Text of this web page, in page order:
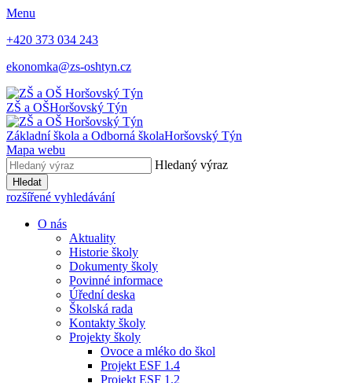
Menu
+420 373 034 243
ekonomka@zs-oshtyn.cz
ZŠ a OŠHoršovský Týn
Základní škola a Odborná školaHoršovský Týn
Mapa webu
Hledaný výraz
Hledat
rozšířené vyhledávání
O nás
Aktuality
Historie školy
Dokumenty školy
Povinné informace
Úřední deska
Školská rada
Kontakty školy
Projekty školy
Ovoce a mléko do škol
Projekt ESF 1.4
Projekt ESF 1.2